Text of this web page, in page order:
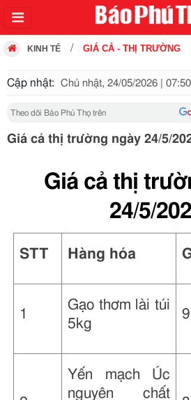
KINH TẾ GIÁ CẢ - THỊ TRƯỜNG
Cập nhật: Chủ nhật, 24/05/2026 | 07:50
Theo dõi Báo Phú Thọ trên
Giá cả thị trường ngày 24/5/
Giá cả thị
24/5/
STT Hàng hóa
1
Gạo thơm lài túi
5kg
Yến mạch Úc
nguyên chất